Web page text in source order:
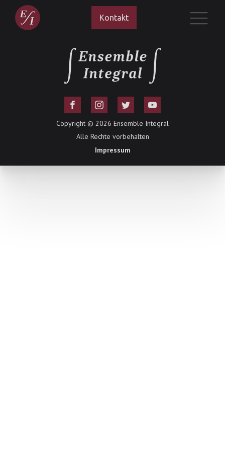
Kontakt
Copyright © 2026 Ensemble Integral
Alle Rechte vorbehalten
Impressum